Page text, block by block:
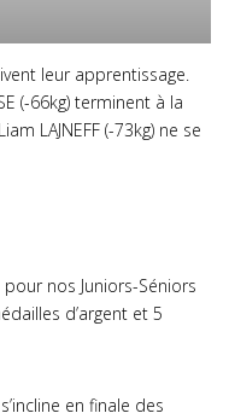
leur apprentissage.
(-66kg) terminent à la
LAJNEFF (-73kg) ne se
nos Juniors-Séniors
d’argent et 5
en finale des